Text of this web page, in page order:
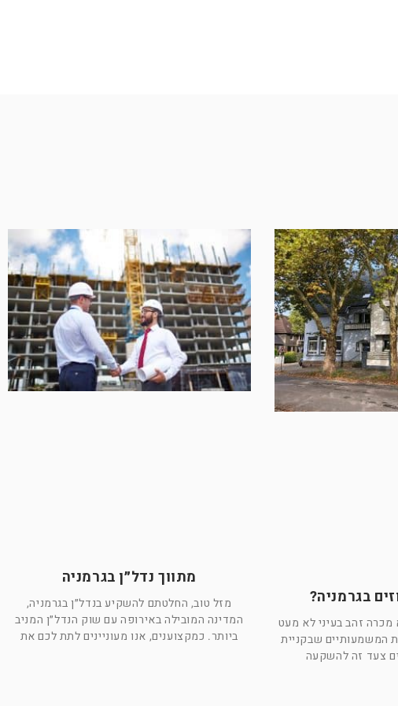
בגרמניה?
מכרה זהב בעיני לא מעט
המשמעותיים שבקניית
צעד זה להשקעה
מתווך נדל״ן בגרמניה
מזל טוב, החלטתם להשקיע בנדל״ן בגרמניה,
המדינה המובילה באירופה עם שוק הנדל״ן המניב
ביותר. כמקצוענים, אנו מעוניינים לתת לכם את